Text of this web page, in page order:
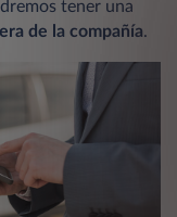
tener una
de la compañía.